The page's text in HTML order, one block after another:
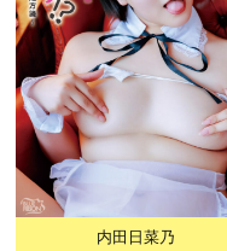
内田日菜乃